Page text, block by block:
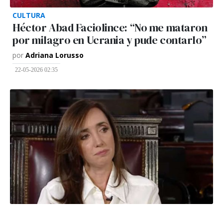
CULTURA
Héctor Abad Faciolince: “No me mataron
por milagro en Ucrania y pude contarlo”
por Adriana Lorusso
22-05-2026 02:35